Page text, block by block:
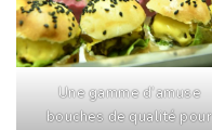
Une gamme d’amuse
bouches de qualité pour